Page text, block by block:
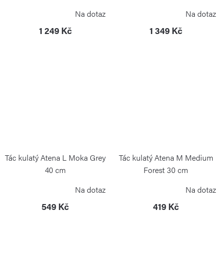
Na dotaz
1 249 Kč
Na dotaz
1 349 Kč
Tác kulatý Atena L Moka Grey
40 cm
Na dotaz
549 Kč
Tác kulatý Atena M Medium
Forest 30 cm
Na dotaz
419 Kč